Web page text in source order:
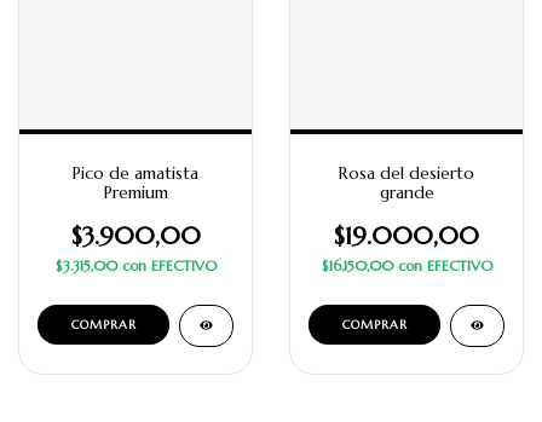
Pico de amatista
Premium
$3.900,00
$3.315,00 con EFECTIVO
COMPRAR
Rosa del desierto
grande
$19.000,00
$16.150,00 con EFECTIVO